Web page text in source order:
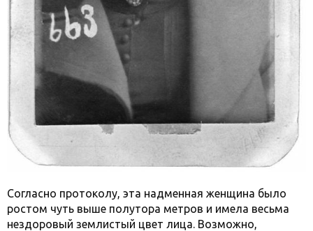
Согласно протоколу, эта надменная женщина было
ростом чуть выше полутора метров и имела весьма
нездоровый землистый цвет лица. Возможно,